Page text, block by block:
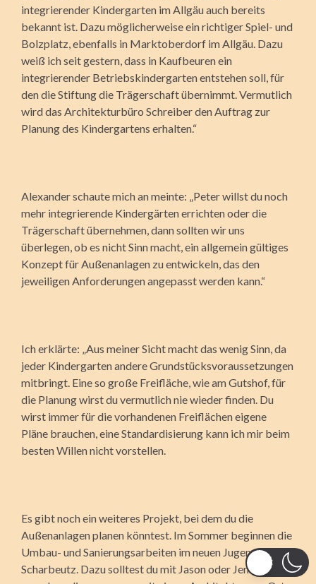
integrierender Kindergarten im Allgäu auch bereits
bekannt ist. Dazu möglicherweise ein richtiger Spiel- und
Bolzplatz, ebenfalls in Marktoberdorf im Allgäu. Dazu
weiß ich seit gestern, dass in Kaufbeuren ein
integrierender Betriebskindergarten entstehen soll, für
den die Stiftung die Trägerschaft übernimmt. Vermutlich
wird das Architekturbüro Schreiber den Auftrag zur
Planung des Kindergartens erhalten.“
Alexander schaute mich an meinte: „Peter willst du noch
mehr integrierende Kindergärten errichten oder die
Trägerschaft übernehmen, dann sollten wir uns
überlegen, ob es nicht Sinn macht, ein allgemein gültiges
Konzept für Außenanlagen zu entwickeln, das den
jeweiligen Anforderungen angepasst werden kann.“
Ich erklärte: „Aus meiner Sicht macht das wenig Sinn, da
jeder Kindergarten andere Grundstücksvoraussetzungen
mitbringt. Eine so große Freifläche, wie am Gutshof, für
die Planung wirst du vermutlich nie wieder finden. Du
wirst immer für die vorhandenen Freiflächen eigene
Pläne brauchen, eine Standardisierung kann ich mir beim
besten Willen nicht vorstellen.
Es gibt noch ein weiteres Projekt, bei dem du die
Außenanlagen planen könntest. Im Sommer beginnen die
Umbau- und Sanierungsarbeiten im neuen Jugendhotel in
Scharbeutz. Dazu solltest du mit Jason oder Jenifer